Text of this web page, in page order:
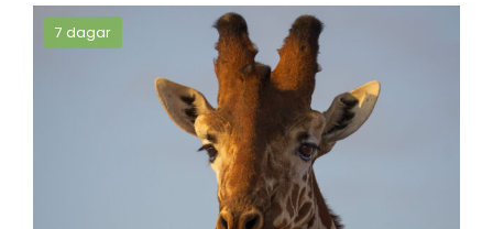
7 dagar